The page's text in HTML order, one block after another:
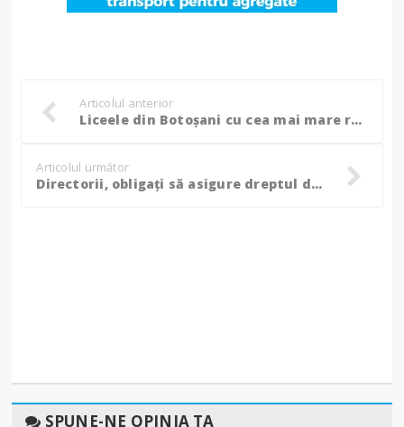
Articolul anterior
Liceele din Botoșani cu cea mai mare rată de promovare, care școli se situează la polul opus!
Articolul următor
Directorii, obligați să asigure dreptul de apărare și reprezentare a școlii în fața instanțelor pentru toate litigiile!
SPUNE-NE OPINIA TA